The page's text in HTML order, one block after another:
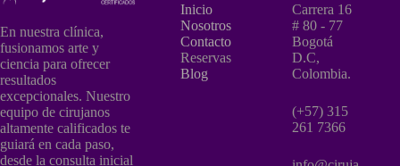
En nuestra clínica,
fusionamos arte y
ciencia para ofrecer
resultados
excepcionales. Nuestro
equipo de cirujanos
altamente calificados te
guiará en cada paso,
desde la consulta inicial
Inicio
Nosotros
Contacto
Reservas
Blog
Carrera 16
# 80 - 77
Bogotá
D.C,
Colombia.
(+57) 315
261 7366